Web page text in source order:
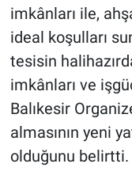
imkânları ile,
ideal koşulları
tesisin
imkânları ve
Balıkesir
almasının yeni
olduğunu belirtti.